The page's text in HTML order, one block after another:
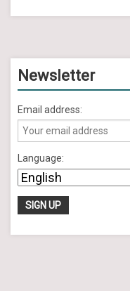
Newsletter
Email address:
Language: